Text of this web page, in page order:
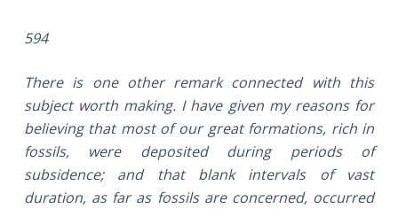
594
There is one other remark connected with this
subject worth making. I have given my reasons for
believing that most of our great formations, rich in
fossils, were deposited during periods of
subsidence; and that blank intervals of vast
duration, as far as fossils are concerned, occurred